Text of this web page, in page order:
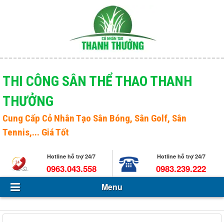
Menu
Giới thiệu
Sản phẩm
Tin Tức - Sự kiện
Tuyển dụng
Liên hệ
THI CÔNG SÂN THỂ THAO THANH
THƯỞNG
Cung Cấp Cỏ Nhân Tạo Sân Bóng, Sân Golf, Sân
Tennis,... Giá Tốt
Hotline hỗ trợ 24/7
0963.043.558
Hotline hỗ trợ 24/7
0983.239.222
Menu